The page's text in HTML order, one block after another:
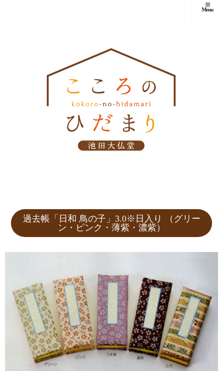
Menu
過去帳「日和 鳥の子」3.0※日入り （グリー
ン・ピンク・薄紫・濃紫）